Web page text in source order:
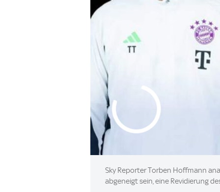
Sky Reporter Torben Hoffmann
abgeneigt sein, eine Revidierung